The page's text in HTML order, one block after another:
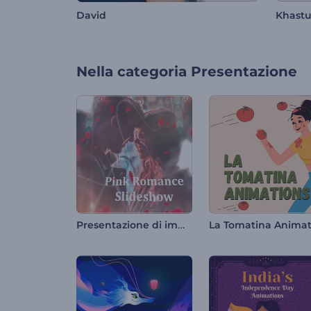
David
Nella categoria Presentazione
Presentazione di immagini "Romanticismo Rosa"